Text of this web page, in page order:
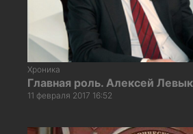
Хроника
Главная роль. Алексей
11 февраля 2017 16:52